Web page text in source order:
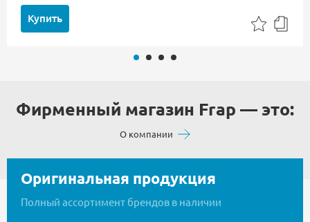
Купить
Фирменный магазин Frap — это:
О компании
Оригинальная продукция
Полный ассортимент брендов в наличии